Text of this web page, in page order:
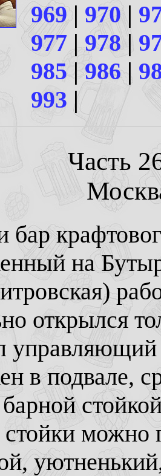
969| 970|
977 | 978 |
985 | 986|
993 |
Часть
бар
на
открылся
в подвале,
барной
можно